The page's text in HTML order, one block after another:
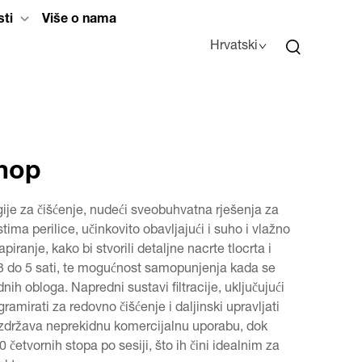
Više o nama
Hrvatski
za čišćenje, nudeći sveobuhvatna rješenja za
perilice, učinkovito obavljajući i suho i vlažno
kako bi stvorili detaljne nacrte tlocrta i
5 sati, te mogućnost samopunjenja kada se
obloga. Napredni sustavi filtracije, uključujući
za redovno čišćenje i daljinski upravljati
neprekidnu komercijalnu uporabu, dok
četvornih stopa po sesiji, što ih čini idealnim za